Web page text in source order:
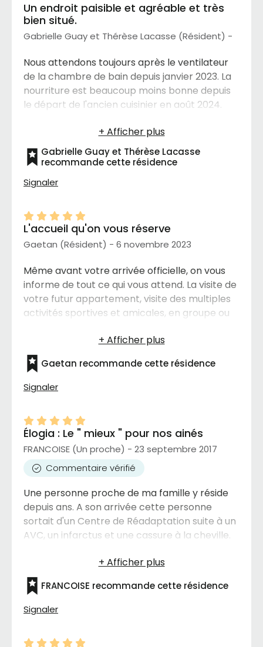
Un endroit paisible et agréable et très
bien situé.
Gabrielle Guay et Thérèse Lacasse (Résident) -
Nous attendons toujours après le ventilateur
de la chambre de bain depuis janvier 2023. La
nourriture est beaucoup moins bonne depuis
le départ de l'ancien cuisinier en août 2024.
y a eu beaucoup de plaintes de toute façon.
Gabrielle Guay et Thérèse Lacasse
recommande cette résidence
Signaler
L'accueil qu'on vous réserve
Gaetan (Résident) - 6 novembre 2023
Même avant votre arrivée officielle, on vous
informe de tout ce qui vous attend. La visite de
votre futur appartement, visite des multiples
activités sportives et amicales, en groupe ou
remarquerez la propreté et la grandeur des
lieux. Concernant le personnel, ils vous
répondront poliment et avec plaisirs, peu
importe la question. C’est très rassurant et
Gaetan recommande cette résidence
Signaler
Élogia : Le " mieux " pour nos ainés
FRANCOISE (Un proche) - 23 septembre 2017
Commentaire vérifié
Une personne proche de ma famille y réside
depuis ans. A son arrivée cette personne
sortait d'un Centre de Réadaptation suite à un
AVC, un infarctus et une cassure à la cheville.
famille, n'avons que des éloges et de la
reconnaissance envers cet établissement
pour les soins qu'elle reçoit, pour l'amour et la
sensibilité dont les soins prodigués et la
FRANCOISE recommande cette résidence
Signaler